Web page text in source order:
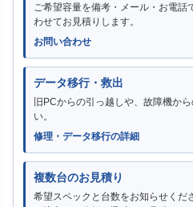
ご希望容量を備考・メール・お電話
わせてお見積りします。
お問い合わせ
データ移行・救出
旧PCからの引っ越しや、故障機か
い。
修理・データ移行の詳細
複数台のお見積り
希望スペックと台数をお知らせくだ